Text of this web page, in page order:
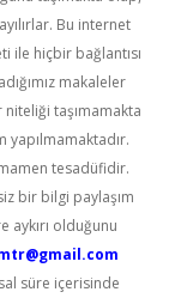
Bu internet
ile hiçbir bağlantısı
makaleler
taşımamakta
yapılmamaktadır.
tesadüfidir.
bir bilgi paylaşım
aykırı olduğunu
süre içerisinde